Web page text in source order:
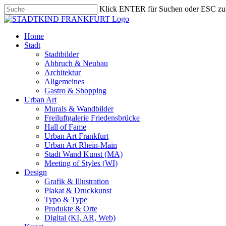
Skip
to
content
Klick ENTER für Suchen oder ESC
Close
search
Menu
Home
Stadt
Stadtbilder
Abbruch & Neubau
Architektur
Allgemeines
Gastro & Shopping
Urban Art
Murals & Wandbilder
Freiluftgalerie Friedensbrücke
Hall of Fame
Urban Art Frankfurt
Urban Art Rhein-Main
Stadt Wand Kunst (MA)
Meeting of Styles (WI)
Design
Grafik & Illustration
Plakat & Druckkunst
Typo & Type
Produkte & Orte
Digital (KI, AR, Web)